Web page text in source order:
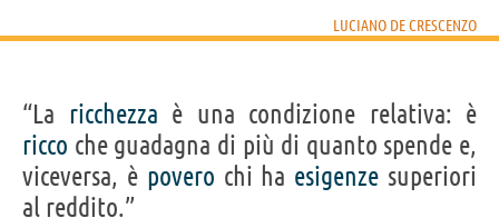
LUCIANO DE CRESCENZO
“La ricchezza è una condizione relativa: è
ricco che guadagna di più di quanto spende e,
viceversa, è povero chi ha esigenze superiori
al reddito.”